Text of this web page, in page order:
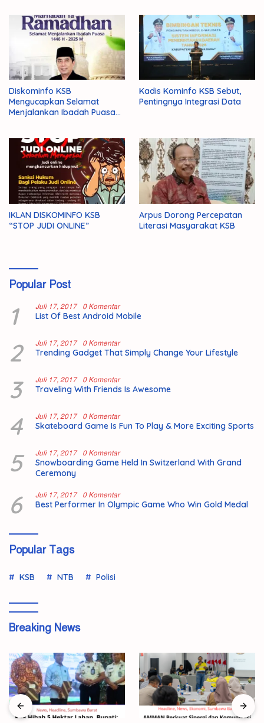
Diskominfo KSB
Mengucapkan Selamat
Menjalankan Ibadah Puasa
Kadis Kominfo KSB Sebut,
Pentingnya Integrasi Data
IKLAN DISKOMINFO KSB
“STOP JUDI ONLINE”
Arpus Dorong Percepatan
Literasi Masyarakat KSB
Popular Post
1 Juli 17, 2017 0 Komentar
List Of Best Android Mobile
2 Juli 17, 2017 0 Komentar
Trending Gadget That Simply Change Your Lifestyle
3 Juli 17, 2017 0 Komentar
Traveling With Friends Is Awesome
4 Juli 17, 2017 0 Komentar
Skateboard Game Is Fun To Play & More Exciting Sports
5 Juli 17, 2017 0 Komentar
Snowboarding Game Held In Switzerland With Grand
Ceremony
6 Juli 17, 2017 0 Komentar
Best Performer In Olympic Game Who Win Gold Medal
Popular Tags
KSB NTB Polisi
Breaking News